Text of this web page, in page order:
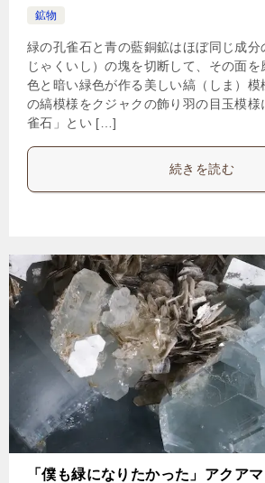
鉱物
緑の孔雀石と青の藍銅鉱はほぼ同じ成分
じゃくいし）の塊を切断して、その面
色と暗い緑色が作る美しい縞（しま）模
の縞模様をクジャクの飾り羽の目玉模様
雀石」とい […]
続きを読む
「僕も緑になりたかった」アクア